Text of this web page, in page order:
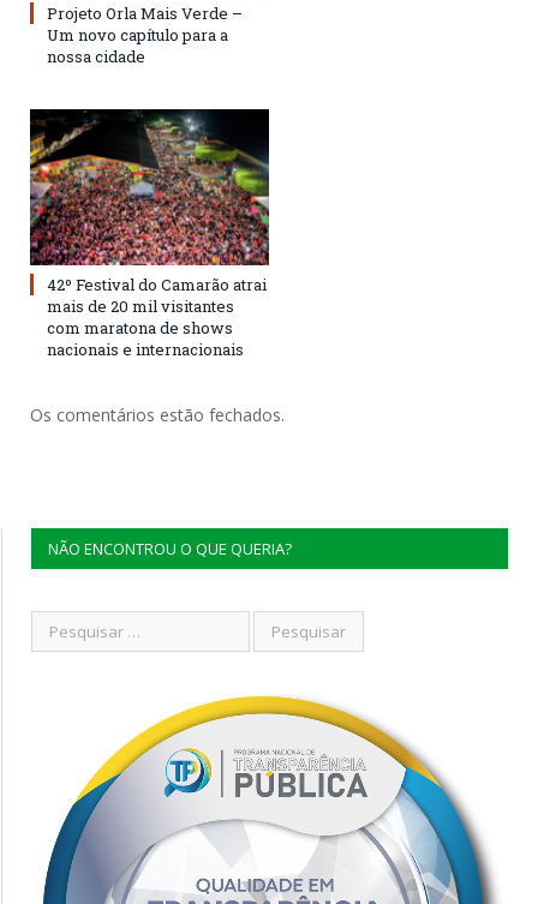
Projeto Orla Mais Verde –
Um novo capítulo para a
nossa cidade
42º Festival do Camarão atrai
mais de 20 mil visitantes
com maratona de shows
nacionais e internacionais
Os comentários estão fechados.
NÃO ENCONTROU O QUE QUERIA?